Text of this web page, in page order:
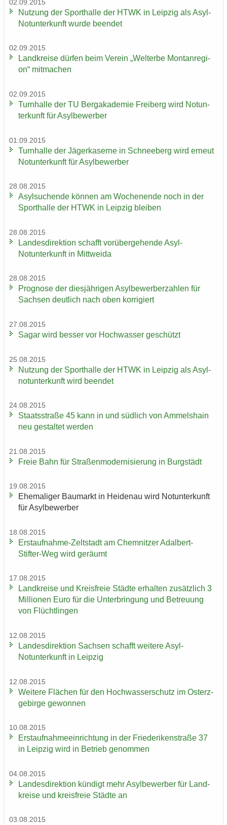
02.09.2015
Nut­zung der Sport­hal­le der HTWK in Leip­zig als Asyl-​
Notunterkunft wurde be­en­det
02.09.2015
Land­krei­se dür­fen beim Ver­ein „Welt­erbe Mon­tan­re­gi­
on“ mit­ma­chen
02.09.2015
Turn­hal­le der TU Berg­aka­de­mie Frei­berg wird Not­un­
ter­kunft für Asyl­be­wer­ber
01.09.2015
Turn­hal­le der Jä­ger­ka­ser­ne in Schnee­berg wird er­neut
Not­un­ter­kunft für Asyl­be­wer­ber
28.08.2015
Asyl­su­chen­de kön­nen am Wo­chen­en­de noch in der
Sport­hal­le der HTWK in Leip­zig blei­ben
28.08.2015
Lan­des­di­rek­ti­on schafft vor­über­ge­hen­de Asyl-​
Notunterkunft in Mitt­wei­da
28.08.2015
Pro­gno­se der dies­jäh­ri­gen Asyl­be­wer­ber­zah­len für
Sach­sen deut­lich nach oben kor­ri­giert
27.08.2015
Sagar wird bes­ser vor Hoch­was­ser ge­schützt
25.08.2015
Nut­zung der Sport­hal­le der HTWK in Leip­zig als Asyl­
not­un­ter­kunft wird be­en­det
24.08.2015
Staats­stra­ße 45 kann in und süd­lich von Am­mels­hain
neu ge­stal­tet wer­den
21.08.2015
Freie Bahn für Stra­ßen­mo­der­ni­sie­rung in Burg­städt
19.08.2015
Ehe­ma­li­ger Bau­markt in Hei­den­au wird Not­un­ter­kunft
für Asyl­be­wer­ber
18.08.2015
Erstaufnahme-​Zeltstadt am Chem­nit­zer Adalbert-​
Stifter-Weg wird ge­räumt
17.08.2015
Land­krei­se und Kreis­freie Städ­te er­hal­ten zu­sätz­lich 3
Mil­lio­nen Euro für die Un­ter­brin­gung und Be­treu­ung
von Flücht­lin­gen
12.08.2015
Lan­des­di­rek­ti­on Sach­sen schafft wei­te­re Asyl-​
Notunterkunft in Leip­zig
12.08.2015
Wei­te­re Flä­chen für den Hoch­was­ser­schutz im Ost­erz­
ge­bir­ge ge­won­nen
10.08.2015
Erst­auf­nah­me­ein­rich­tung in der Frie­de­ri­ken­stra­ße 37
in Leip­zig wird in Be­trieb ge­nom­men
04.08.2015
Lan­des­di­rek­ti­on kün­digt mehr Asyl­be­wer­ber für Land­
krei­se und kreis­freie Städ­te an
03.08.2015